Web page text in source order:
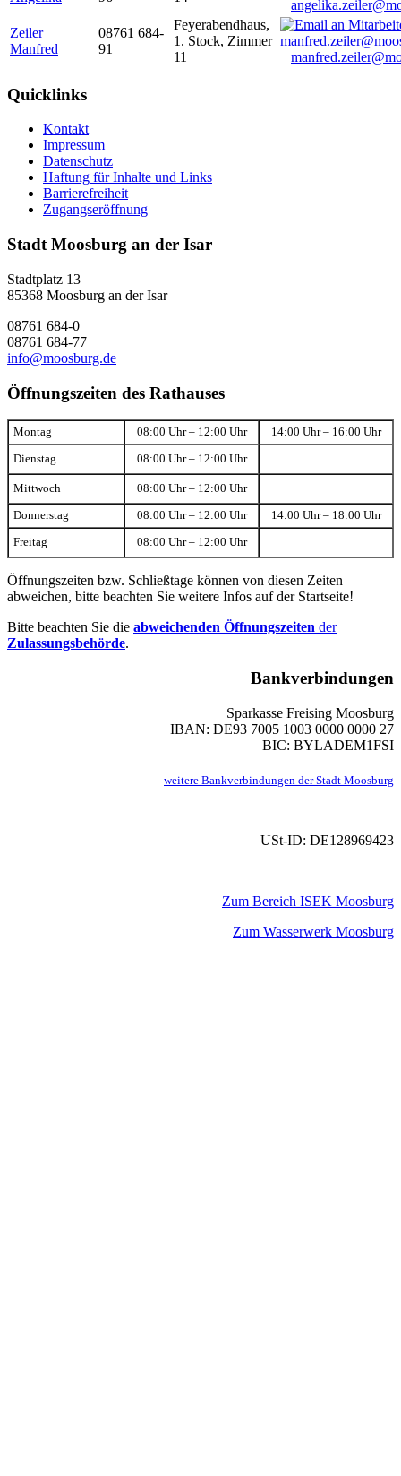
Zeiler
Manfred
08761 684-
91
Feyerabendhaus,
1. Stock, Zimmer
11
Quicklinks
Kontakt
Impressum
Datenschutz
Haftung für Inhalte und Links
Barrierefreiheit
Zugangseröffnung
Stadt Moosburg an der Isar
Stadtplatz 13
85368 Moosburg an der Isar
08761 684-0
08761 684-77
info@moosburg.de
Öffnungszeiten des Rathauses
Montag 08:00 Uhr – 12:00 Uhr 14:00 Uhr – 16:00 Uhr
Dienstag 08:00 Uhr – 12:00 Uhr
Mittwoch 08:00 Uhr – 12:00 Uhr
Donnerstag 08:00 Uhr – 12:00 Uhr 14:00 Uhr – 18:00 Uhr
Freitag 08:00 Uhr – 12:00 Uhr
Öffnungszeiten bzw. Schließtage können von diesen Zeiten
abweichen, bitte beachten Sie weitere Infos auf der Startseite!
Bitte beachten Sie die abweichenden Öffnungszeiten der
Zulassungsbehörde.
Bankverbindungen
Sparkasse Freising Moosburg
IBAN: DE93 7005 1003 0000 0000 27
BIC: BYLADEM1FSI
weitere Bankverbindungen der Stadt Moosburg
USt-ID: DE128969423
Zum Bereich ISEK Moosburg
Zum Wasserwerk Moosburg